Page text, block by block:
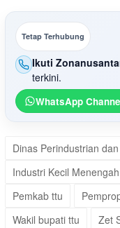
Tetap Terhubung
Ikuti
terkini.
WhatsApp
Dinas Perindustrian
Industri Kecil Menengah
Pemkab ttu
Wakil bupati ttu
Zet